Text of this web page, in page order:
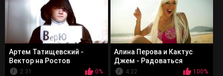
Артем Татищевский -
Вектор на Ростов
2:31
0%
Алина Перова и Кактус
Джем - Радоваться
вместе
4:22
100%